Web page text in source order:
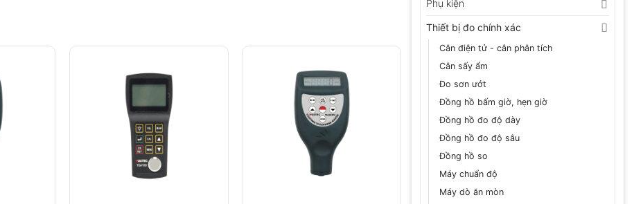
Phụ kiện
Thiết bị đo chính xác
Cân điện tử - cân phân tích
Cân sấy ẩm
Đo sơn ướt
Đồng hồ bấm giờ, hẹn giờ
Đồng hồ đo độ dày
Đồng hồ đo độ sâu
Đồng hồ so
Máy chuẩn độ
Máy dò ăn mòn